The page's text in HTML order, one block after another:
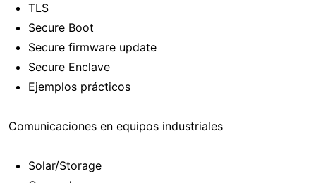
TLS
Secure Boot
Secure firmware update
Secure Enclave
Ejemplos prácticos
Comunicaciones en equipos industriales
Solar/Storage